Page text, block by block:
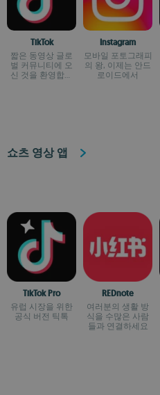
TikTok
짧은 동영상 글로
벌 커뮤니티에 오
신 것을 환영합니
Instagram
모바일 포토그래피
의 왕, 이제는 안드
로이드에서
쇼츠 영상 앱
TikTok Pro
유럽 시장을 위한
공식 버전 틱톡
REDnote
여러분의 생활 방
식을 수많은 사람
들과 연결하세요